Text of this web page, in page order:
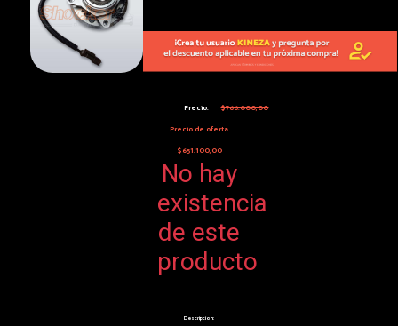
Precio:
$766.000,00
Precio de oferta
$651.100,00
No hay
existencia
de este
producto
Descripcion: